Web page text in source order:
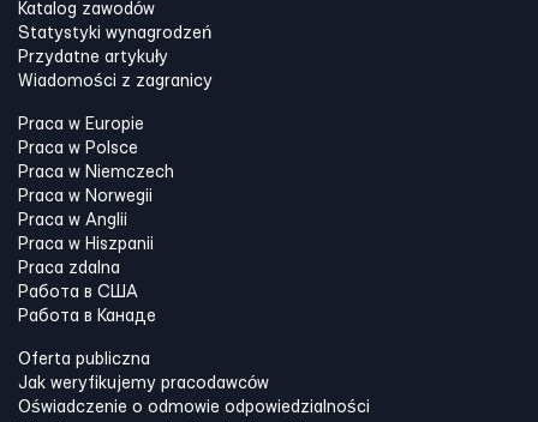
Katalog zawodów
Statystyki wynagrodzeń
Przydatne artykuły
Wiadomości z zagranicy
Praca w Europie
Praca w Polsce
Praca w Niemczech
Praca w Norwegii
Praca w Anglii
Praca w Hiszpanii
Praca zdalna
Работа в США
Работа в Канадe
Oferta publiczna
Jak weryfikujemy pracodawców
Oświadczenie o odmowie odpowiedzialności